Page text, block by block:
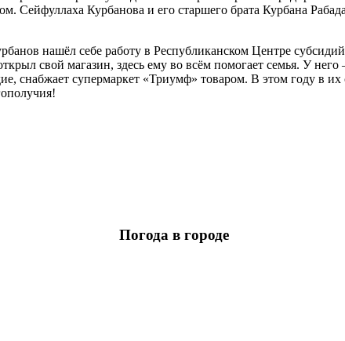
Сейфуллаха Курбанова и его старшего брата Курбана
нашёл себе работу в Республиканском Центре
свой магазин, здесь ему во всём помогает семья. У
снабжает супермаркет «Триумф» товаром. В этом году в
Погода в городе